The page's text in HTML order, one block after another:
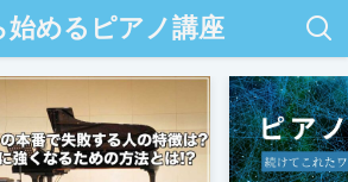
始めるピアノ講座